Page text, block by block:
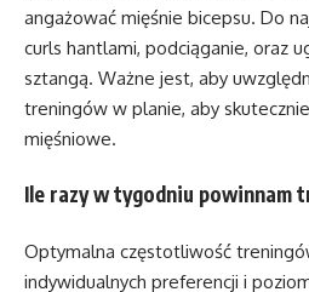
angażować mięśnie bicepsu. Do
curls hantlami, podciąganie, oraz
sztangą. Ważne jest, aby
treningów w planie, aby
mięśniowe.
Ile razy w tygodniu powinnam
Optymalna częstotliwość
indywidualnych preferencji i